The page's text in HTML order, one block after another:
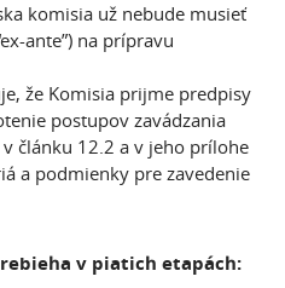
komisia už nebude musieť
ante”) na prípravu
že Komisia prijme predpisy
postupov zavádzania
článku 12.2 a v jeho prílohe
a podmienky pre zavedenie
v piatich etapách: